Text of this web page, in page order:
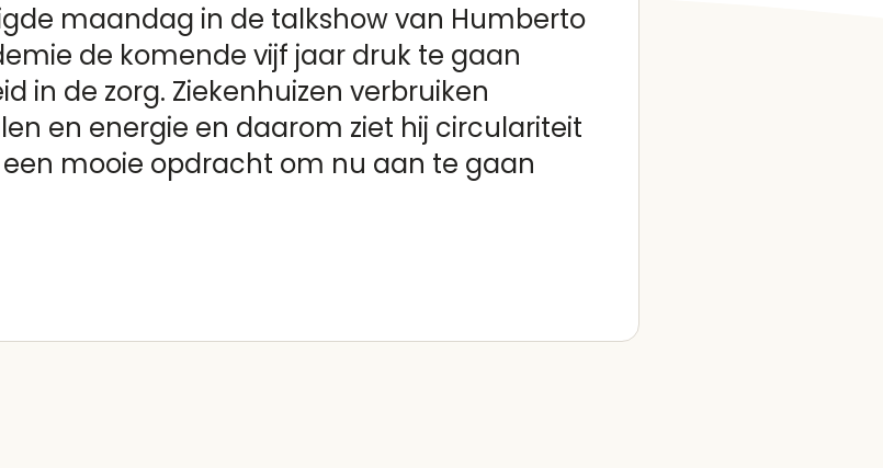
maandag in de talkshow van Humberto
de komende vijf jaar druk te gaan
in de zorg. Ziekenhuizen verbruiken
en energie en daarom ziet hij circulariteit
mooie opdracht om nu aan te gaan